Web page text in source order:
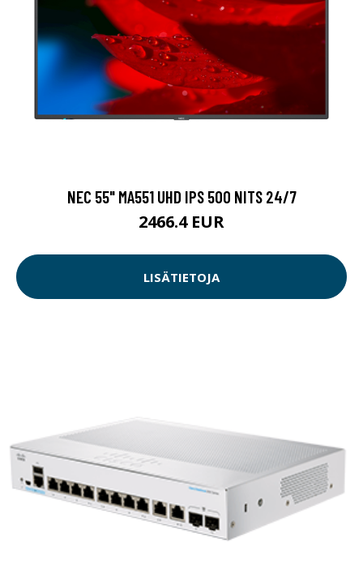
NEC 55" MA551 UHD IPS 500 NITS 24/7
2466.4 EUR
LISÄTIETOJA